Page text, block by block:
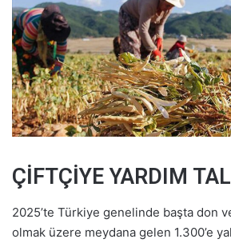
ÇİFTÇİYE YARDIM
2025’te Türkiye genelinde başta don
olmak üzere meydana gelen 1.300’e